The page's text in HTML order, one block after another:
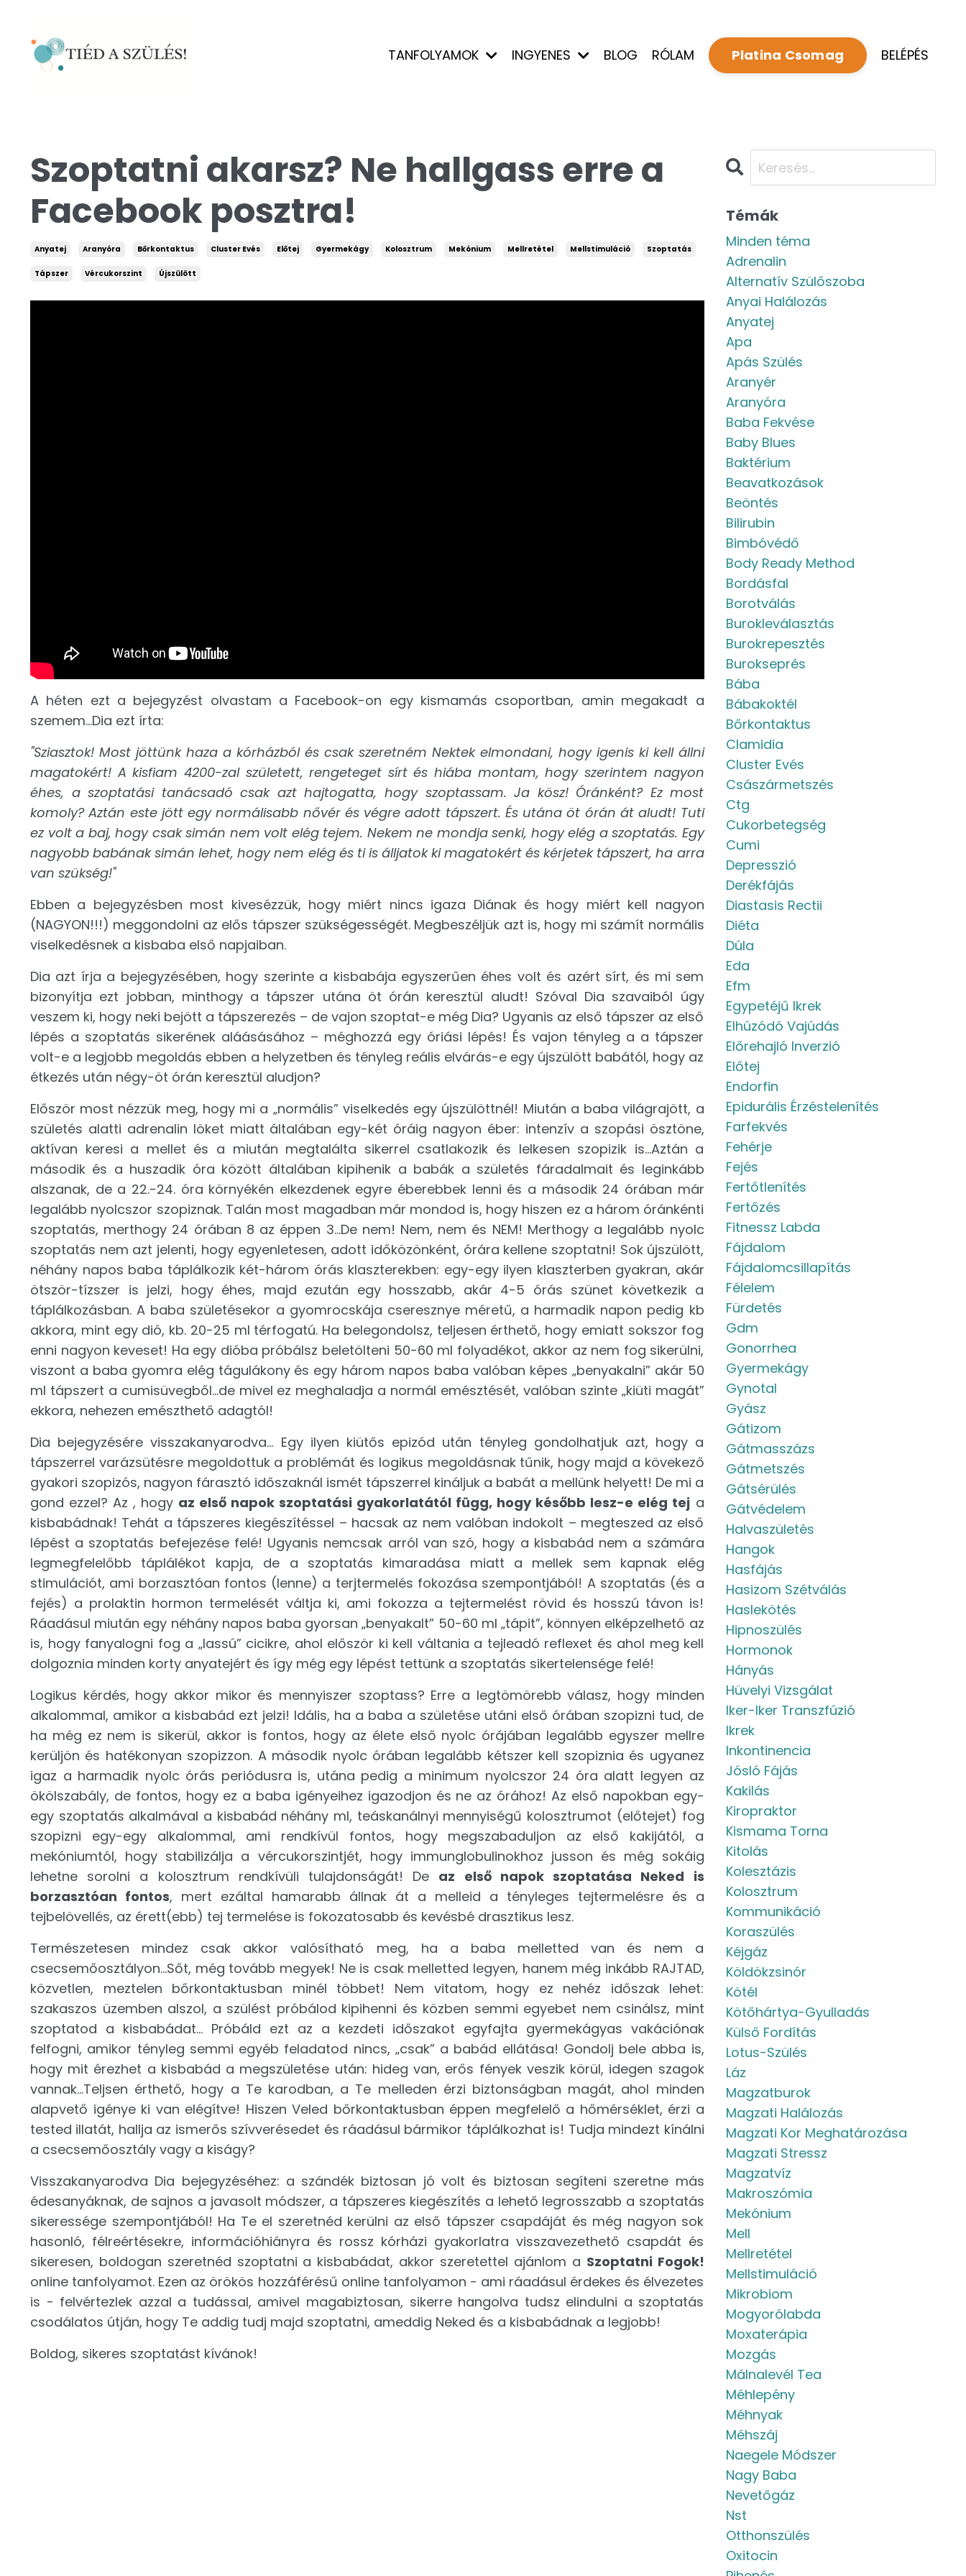
TANFOLYAMOK INGYENES BLOG RÓLAM Platina Csomag BELÉPÉS
Szoptatni akarsz? Ne hallgass erre a
Facebook posztra!
Anyatej Aranyóra Bőrkontaktus Cluster Evés Előtej Gyermekágy Kolosztrum Mekónium Mellretétel Mellstimuláció Szoptatás
Tápszer Vércukorszint Újszülött
A héten ezt a bejegyzést olvastam a Facebook-on egy kismamás csoportban, amin megakadt a
szemem...Dia ezt írta:
"Sziasztok! Most jöttünk haza a kórházból és csak szeretném Nektek elmondani, hogy igenis ki kell állni
magatokért! A kisfiam 4200-zal született, rengeteget sírt és hiába montam, hogy szerintem nagyon
éhes, a szoptatási tanácsadó csak azt hajtogatta, hogy szoptassam. Ja kösz! Óránként? Ez most
komoly? Aztán este jött egy normálisabb nővér és végre adott tápszert. És utána öt órán át aludt! Tuti
ez volt a baj, hogy csak simán nem volt elég tejem. Nekem ne mondja senki, hogy elég a szoptatás. Egy
nagyobb babának simán lehet, hogy nem elég és ti is álljatok ki magatokért és kérjetek tápszert, ha arra
van szükség!"
Ebben a bejegyzésben most kivesézzük, hogy miért nincs igaza Diának és hogy miért kell nagyon
(NAGYON!!!) meggondolni az elős tápszer szükségességét. Megbeszéljük azt is, hogy mi számít normális
viselkedésnek a kisbaba első napjaiban.
Dia azt írja a bejegyzésében, hogy szerinte a kisbabája egyszerűen éhes volt és azért sírt, és mi sem
bizonyítja ezt jobban, minthogy a tápszer utána öt órán keresztül aludt! Szóval Dia szavaiból úgy
veszem ki, hogy neki bejött a tápszerezés – de vajon szoptat-e még Dia? Ugyanis az első tápszer az első
lépés a szoptatás sikerének aláásásához – méghozzá egy óriási lépés! És vajon tényleg a a tápszer
volt-e a legjobb megoldás ebben a helyzetben és tényleg reális elvárás-e egy újszülött babától, hogy az
étkezés után négy-öt órán keresztül aludjon?
Először most nézzük meg, hogy mi a „normális” viselkedés egy újszülöttnél! Miután a baba világrajött, a
születés alatti adrenalin löket miatt általában egy-két óráig nagyon éber: intenzív a szopási ösztöne,
aktívan keresi a mellet és a miután megtalálta sikerrel csatlakozik és lelkesen szopizik is...Aztán a
második és a huszadik óra között általában kipihenik a babák a születés fáradalmait és leginkább
alszanak, de a 22.-24. óra környékén elkezdenek egyre éberebbek lenni és a második 24 órában már
legalább nyolcszor szopiznak. Talán most magadban már mondod is, hogy hiszen ez a három óránkénti
szoptatás, merthogy 24 órában 8 az éppen 3...De nem! Nem, nem és NEM! Merthogy a legalább nyolc
szoptatás nem azt jelenti, hogy egyenletesen, adott időközönként, órára kellene szoptatni! Sok újszülött,
néhány napos baba táplálkozik két-három órás klaszterekben: egy-egy ilyen klaszterben gyakran, akár
ötször-tízszer is jelzi, hogy éhes, majd ezután egy hosszabb, akár 4-5 órás szünet következik a
táplálkozásban. A baba születésekor a gyomrocskája cseresznye méretű, a harmadik napon pedig kb
akkora, mint egy dió, kb. 20-25 ml térfogatú. Ha belegondolsz, teljesen érthető, hogy emiatt sokszor fog
enni nagyon keveset! Ha egy dióba próbálsz beletölteni 50-60 ml folyadékot, akkor az nem fog sikerülni,
viszont a baba gyomra elég tágulákony és egy három napos baba valóban képes „benyakalni” akár 50
ml tápszert a cumisüvegből...de mivel ez meghaladja a normál emésztését, valóban szinte „kiüti magát”
ekkora, nehezen emészthető adagtól!
Dia bejegyzésére visszakanyarodva... Egy ilyen kiütős epizód után tényleg gondolhatjuk azt, hogy a
tápszerrel varázsütésre megoldottuk a problémát és logikus megoldásnak tűnik, hogy majd a kövekező
gyakori szopizós, nagyon fárasztó időszaknál ismét tápszerrel kináljuk a babát a mellünk helyett! De mi a
gond ezzel? Az , hogy az első napok szoptatási gyakorlatától függ, hogy később lesz-e elég tej a
kisbabádnak! Tehát a tápszeres kiegészítéssel – hacsak az nem valóban indokolt – megteszed az első
lépést a szoptatás befejezése felé! Ugyanis nemcsak arról van szó, hogy a kisbabád nem a számára
legmegfelelőbb táplálékot kapja, de a szoptatás kimaradása miatt a mellek sem kapnak elég
stimulációt, ami borzasztóan fontos (lenne) a terjtermelés fokozása szempontjából! A szoptatás (és a
fejés) a prolaktin hormon termelését váltja ki, ami fokozza a tejtermelést rövid és hosszú távon is!
Ráadásul miután egy néhány napos baba gyorsan „benyakalt” 50-60 ml „tápit”, könnyen elképzelhető az
is, hogy fanyalogni fog a „lassú” cicikre, ahol először ki kell váltania a tejleadó reflexet és ahol meg kell
dolgoznia minden korty anyatejért és így még egy lépést tettünk a szoptatás sikertelensége felé!
Logikus kérdés, hogy akkor mikor és mennyiszer szoptass? Erre a legtömörebb válasz, hogy minden
alkalommal, amikor a kisbabád ezt jelzi! Idális, ha a baba a születése utáni első órában szopizni tud, de
ha még ez nem is sikerül, akkor is fontos, hogy az élete első nyolc órájában legalább egyszer mellre
kerüljön és hatékonyan szopizzon. A második nyolc órában legalább kétszer kell szopiznia és ugyanez
igaz a harmadik nyolc órás periódusra is, utána pedig a minimum nyolcszor 24 óra alatt legyen az
ökölszabály, de fontos, hogy ez a baba igényeihez igazodjon és ne az órához! Az első napokban egy-
egy szoptatás alkalmával a kisbabád néhány ml, teáskanálnyi mennyiségű kolosztrumot (előtejet) fog
szopizni egy-egy alkalommal, ami rendkívül fontos, hogy megszabaduljon az első kakijától, a
mekóniumtól, hogy stabilizálja a vércukorszintjét, hogy immunglobulinokhoz jusson és még sokáig
lehetne sorolni a kolosztrum rendkívüli tulajdonságát! De az első napok szoptatása Neked is
borzasztóan fontos, mert ezáltal hamarabb állnak át a melleid a tényleges tejtermelésre és a
tejbelövellés, az érett(ebb) tej termelése is fokozatosabb és kevésbé drasztikus lesz.
Természetesen mindez csak akkor valósítható meg, ha a baba melletted van és nem a
csecsemőosztályon...Sőt, még tovább megyek! Ne is csak melletted legyen, hanem még inkább RAJTAD,
közvetlen, meztelen bőrkontaktusban minél többet! Nem vitatom, hogy ez nehéz időszak lehet:
szakaszos üzemben alszol, a szülést próbálod kipihenni és közben semmi egyebet nem csinálsz, mint
szoptatod a kisbabádat... Próbáld ezt az a kezdeti időszakot egyfajta gyermekágyas vakációnak
felfogni, amikor tényleg semmi egyéb feladatod nincs, „csak” a babád ellátása! Gondolj bele abba is,
hogy mit érezhet a kisbabád a megszületése után: hideg van, erős fények veszik körül, idegen szagok
vannak...Teljsen érthető, hogy a Te karodban, a Te melleden érzi biztonságban magát, ahol minden
alapvető igénye ki van elégítve! Hiszen Veled bőrkontaktusban éppen megfelelő a hőmérséklet, érzi a
tested illatát, hallja az ismerős szívverésedet és ráadásul bármikor táplálkozhat is! Tudja mindezt kínálni
a csecsemőosztály vagy a kiságy?
Visszakanyarodva Dia bejegyzéséhez: a szándék biztosan jó volt és biztosan segíteni szeretne más
édesanyáknak, de sajnos a javasolt módszer, a tápszeres kiegészítés a lehető legrosszabb a szoptatás
sikeressége szempontjából! Ha Te el szeretnéd kerülni az első tápszer csapdáját és még nagyon sok
hasonló, félreértésekre, információhiányra és rossz kórházi gyakorlatra visszavezethető csapdát és
sikeresen, boldogan szeretnéd szoptatni a kisbabádat, akkor szeretettel ajánlom a Szoptatni Fogok!
online tanfolyamot. Ezen az örökös hozzáférésű online tanfolyamon - ami ráadásul érdekes és élvezetes
is - felvértezlek azzal a tudással, amivel magabiztosan, sikerre hangolva tudsz elindulni a szoptatás
csodálatos útján, hogy Te addig tudj majd szoptatni, ameddig Neked és a kisbabádnak a legjobb!
Boldog, sikeres szoptatást kívánok!
Témák
Minden téma
Adrenalin
Alternatív Szülőszoba
Anyai Halálozás
Anyatej
Apa
Apás Szülés
Aranyér
Aranyóra
Baba Fekvése
Baby Blues
Baktérium
Beavatkozások
Beöntés
Bilirubin
Bimbóvédő
Body Ready Method
Bordásfal
Borotválás
Burokleválasztás
Burokrepesztés
Burokseprés
Bába
Bábakoktél
Bőrkontaktus
Clamidia
Cluster Evés
Császármetszés
Ctg
Cukorbetegség
Cumi
Depresszió
Derékfájás
Diastasis Rectii
Diéta
Dúla
Eda
Efm
Egypetéjű Ikrek
Elhúzódó Vajúdás
Előrehajló Inverzió
Előtej
Endorfin
Epidurális Érzéstelenítés
Farfekvés
Fehérje
Fejés
Fertőtlenítés
Fertőzés
Fitnessz Labda
Fájdalom
Fájdalomcsillapítás
Félelem
Fürdetés
Gdm
Gonorrhea
Gyermekágy
Gynotal
Gyász
Gátizom
Gátmasszázs
Gátmetszés
Gátsérülés
Gátvédelem
Halvaszületés
Hangok
Hasfájás
Hasizom Szétválás
Haslekötés
Hipnoszülés
Hormonok
Hányás
Hüvelyi Vizsgálat
Iker-Iker Transzfúzió
Ikrek
Inkontinencia
Jósló Fájás
Kakilás
Kiropraktor
Kismama Torna
Kitolás
Kolesztázis
Kolosztrum
Kommunikáció
Koraszülés
Kéjgáz
Köldökzsinór
Kötél
Kötőhártya-Gyulladás
Külső Fordítás
Lotus-Szülés
Láz
Magzatburok
Magzati Halálozás
Magzati Kor Meghatározása
Magzati Stressz
Magzatvíz
Makroszómia
Mekónium
Mell
Mellretétel
Mellstimuláció
Mikrobiom
Mogyorólabda
Moxaterápia
Mozgás
Málnalevél Tea
Méhlepény
Méhnyak
Méhszáj
Naegele Módszer
Nagy Baba
Nevetőgáz
Nst
Otthonszülés
Oxitocin